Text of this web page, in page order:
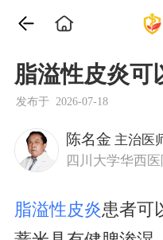
脂溢性皮炎可
发布于 2026-07-18
陈名金 主治医
脂溢性皮炎患者可